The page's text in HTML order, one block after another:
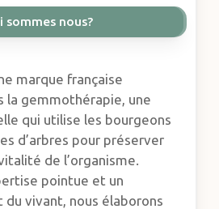
sommes nous?
marque française
la gemmothérapie, une
qui utilise les bourgeons
d’arbres pour préserver
de l’organisme.
pointue et un
vivant, nous élaborons